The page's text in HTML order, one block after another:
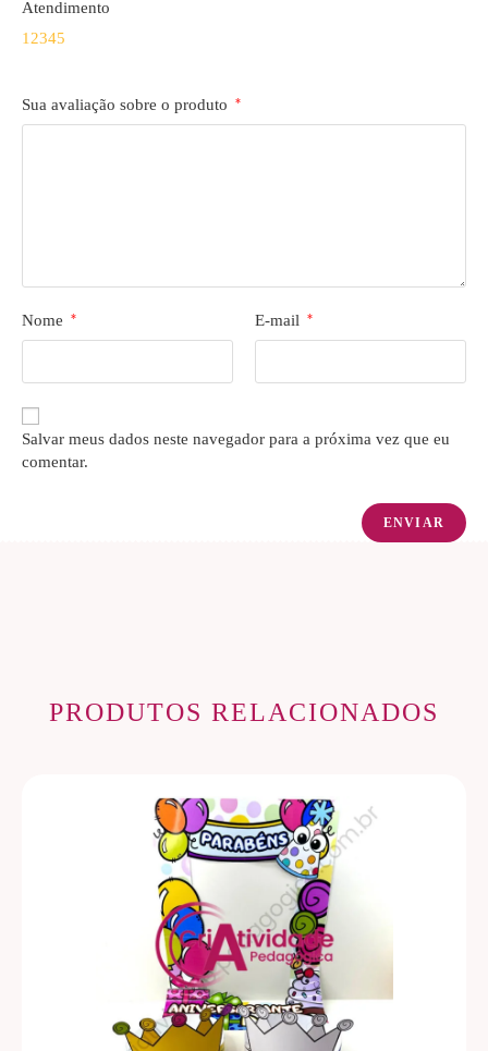
Atendimento
12345
Sua avaliação sobre o produto *
Nome * E-mail *
Salvar meus dados neste navegador para a próxima vez que eu
comentar.
PRODUTOS RELACIONADOS